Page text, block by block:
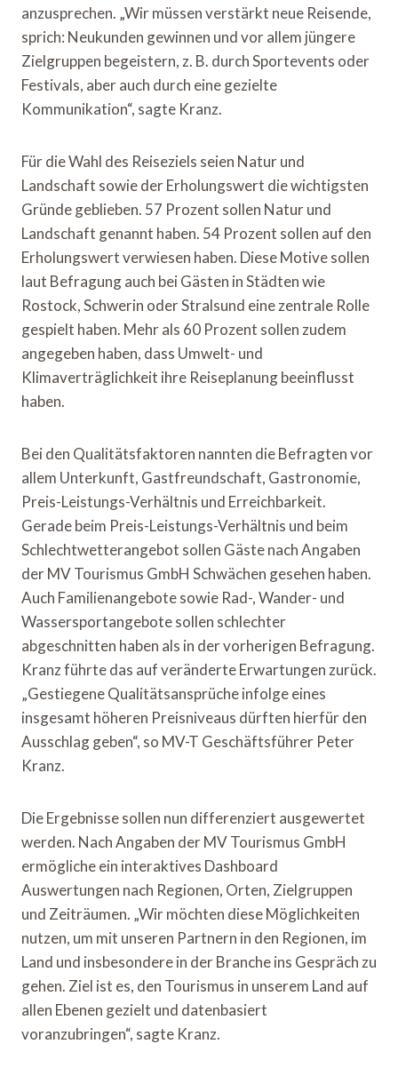
anzusprechen. „Wir müssen verstärkt neue Reisende,
sprich: Neukunden gewinnen und vor allem jüngere
Zielgruppen begeistern, z. B. durch Sportevents oder
Festivals, aber auch durch eine gezielte
Kommunikation“, sagte Kranz.
Für die Wahl des Reiseziels seien Natur und
Landschaft sowie der Erholungswert die wichtigsten
Gründe geblieben. 57 Prozent sollen Natur und
Landschaft genannt haben. 54 Prozent sollen auf den
Erholungswert verwiesen haben. Diese Motive sollen
laut Befragung auch bei Gästen in Städten wie
Rostock, Schwerin oder Stralsund eine zentrale Rolle
gespielt haben. Mehr als 60 Prozent sollen zudem
angegeben haben, dass Umwelt- und
Klimaverträglichkeit ihre Reiseplanung beeinflusst
haben.
Bei den Qualitätsfaktoren nannten die Befragten vor
allem Unterkunft, Gastfreundschaft, Gastronomie,
Preis-Leistungs-Verhältnis und Erreichbarkeit.
Gerade beim Preis-Leistungs-Verhältnis und beim
Schlechtwetterangebot sollen Gäste nach Angaben
der MV Tourismus GmbH Schwächen gesehen haben.
Auch Familienangebote sowie Rad-, Wander- und
Wassersportangebote sollen schlechter
abgeschnitten haben als in der vorherigen Befragung.
Kranz führte das auf veränderte Erwartungen zurück.
„Gestiegene Qualitätsansprüche infolge eines
insgesamt höheren Preisniveaus dürften hierfür den
Ausschlag geben“, so MV-T Geschäftsführer Peter
Kranz.
Die Ergebnisse sollen nun differenziert ausgewertet
werden. Nach Angaben der MV Tourismus GmbH
ermögliche ein interaktives Dashboard
Auswertungen nach Regionen, Orten, Zielgruppen
und Zeiträumen. „Wir möchten diese Möglichkeiten
nutzen, um mit unseren Partnern in den Regionen, im
Land und insbesondere in der Branche ins Gespräch zu
gehen. Ziel ist es, den Tourismus in unserem Land auf
allen Ebenen gezielt und datenbasiert
voranzubringen“, sagte Kranz.